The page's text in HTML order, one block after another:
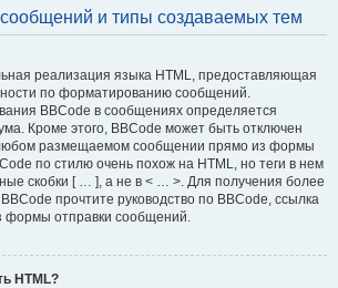
и типы создаваемых тем
реализация языка HTML, предоставляющая
по форматированию сообщений.
BBCode в сообщениях определяется
Кроме этого, BBCode может быть отключен
размещаемом сообщении прямо из формы
по стилю очень похож на HTML, но теги в нем
скобки [ … ], а не в < … >. Для получения более
прочтите руководство по BBCode, ссылка
формы отправки сообщений.
HTML?